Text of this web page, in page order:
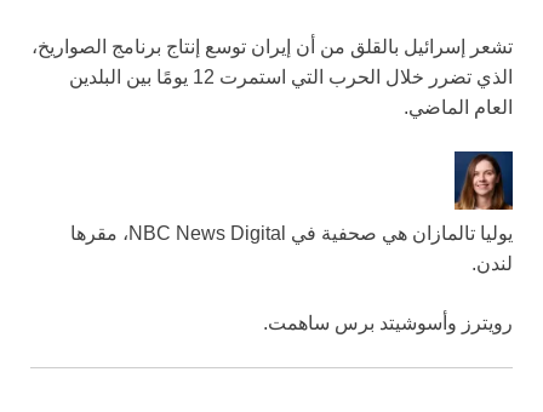
تشعر إسرائيل بالقلق من أن إيران توسع إنتاج برنامج الصواريخ،
الذي تضرر خلال الحرب التي استمرت 12 يومًا بين البلدين
العام الماضي.
يوليا تالمازان هي صحفية في NBC News Digital، مقرها
لندن.
رويترز وأسوشيتد برس ساهمت.